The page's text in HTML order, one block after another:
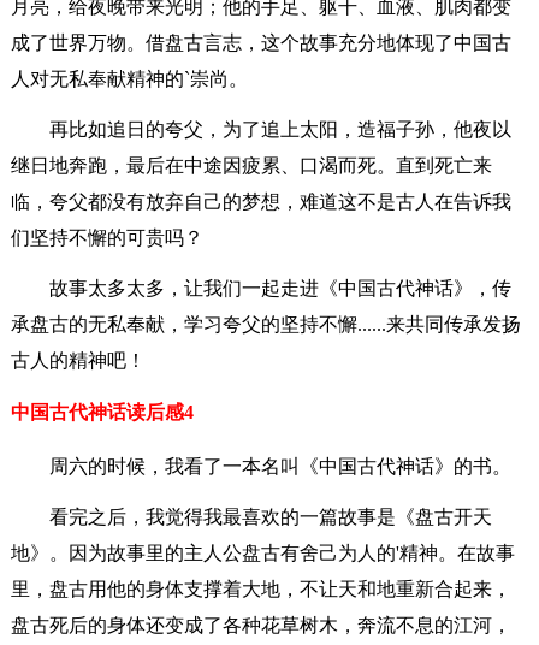
月亮，给夜晚带来光明；他的手足、躯干、血液、肌肉都变
成了世界万物。借盘古言志，这个故事充分地体现了中国古
人对无私奉献精神的`崇尚。
再比如追日的夸父，为了追上太阳，造福子孙，他夜以
继日地奔跑，最后在中途因疲累、口渴而死。直到死亡来
临，夸父都没有放弃自己的梦想，难道这不是古人在告诉我
们坚持不懈的可贵吗？
故事太多太多，让我们一起走进《中国古代神话》，传
承盘古的无私奉献，学习夸父的坚持不懈......来共同传承发扬
古人的精神吧！
中国古代神话读后感4
周六的时候，我看了一本名叫《中国古代神话》的书。
看完之后，我觉得我最喜欢的一篇故事是《盘古开天
地》。因为故事里的主人公盘古有舍己为人的'精神。在故事
里，盘古用他的身体支撑着大地，不让天和地重新合起来，
盘古死后的身体还变成了各种花草树木，奔流不息的江河，